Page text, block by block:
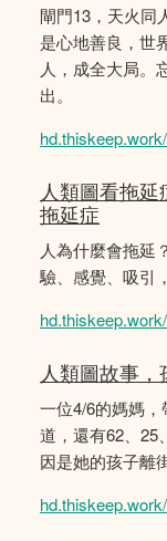
閘門13，天火同
是心地善良，世
人，成全大局。
出。
人類圖看拖
拖延症
人為什麼會拖延
驗、感覺、吸引
人類圖故事，
一位4/6的媽媽，
道，還有62、25
因是她的孩子離